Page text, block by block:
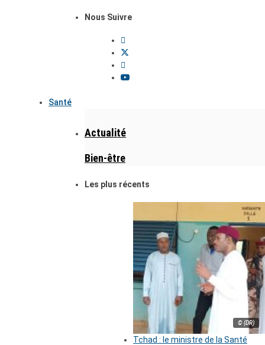
Nous Suivre
Santé
Actualité
Bien-être
Les plus récents
© (DR)
Tchad : le ministre de la Santé